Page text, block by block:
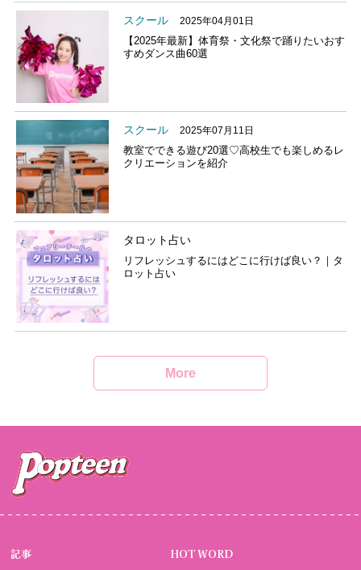
スクール 2025年04月01日
【2025年最新】体育祭・文化祭で踊りたいおす
すめダンス曲60選
スクール 2025年07月11日
教室でできる遊び20選♡高校生でも楽しめるレ
クリエーションを紹介
タロット占い
リフレッシュするにはどこに行けば良い？｜タ
ロット占い
More
記事 HOT WORD